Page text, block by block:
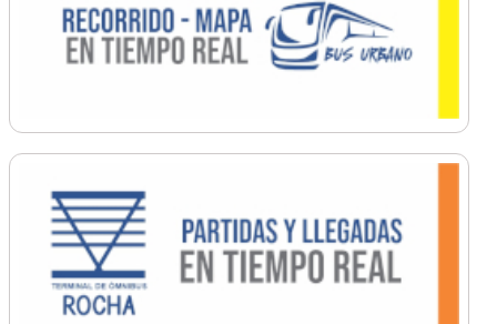
Ordenamiento
Promoción Social
Salud
Secretaría General